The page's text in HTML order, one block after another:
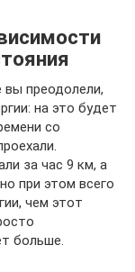
вы преодолели,
на это будет
со
за час 9 км, а
при этом всего
чем этот
больше.